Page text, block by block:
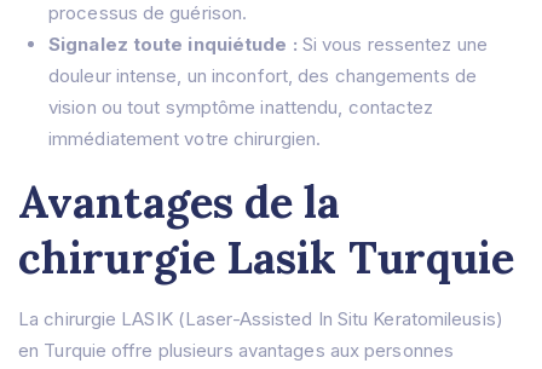
processus de guérison.
Signalez toute inquiétude : Si vous ressentez une
douleur intense, un inconfort, des changements de
vision ou tout symptôme inattendu, contactez
immédiatement votre chirurgien.
Avantages de la
chirurgie Lasik Turquie
La chirurgie LASIK (Laser-Assisted In Situ Keratomileusis)
en Turquie offre plusieurs avantages aux personnes